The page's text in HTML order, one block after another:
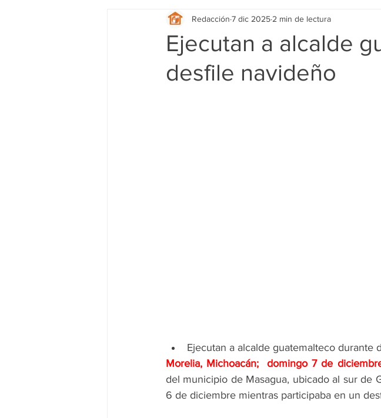
Michoacán Nacionales Sucesos Entretenimiento
Legislativo Seguridad Educación Salud
Ejecutan a alcalde
desfile navideño
Redacción 7 dic 2025 2 min de lectura
Ejecutan a alcalde guatemalteco durante
Morelia, Michoacán;  domingo 7 de
del municipio de Masagua, ubicado al sur de
6 de diciembre mientras participaba en un